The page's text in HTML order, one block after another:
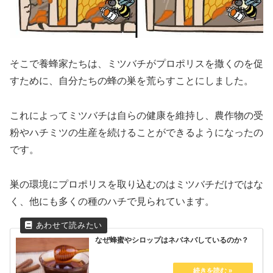
そこで養蜂家たちは、ミツバチがプロポリスを撒くのを促
すために、自分たちの蜂の巣を荒らすことにしました。
これによってミツバチは自らの健康を維持し、農作物の受
粉やハチミツの生産を続けることができるようになったの
です。
巣の環境にプロポリスを取り込むのはミツバチだけではな
く、他にも多くの種のハチで見られています。
なぜ蜂蜜やシロップはネバネバしているのか？